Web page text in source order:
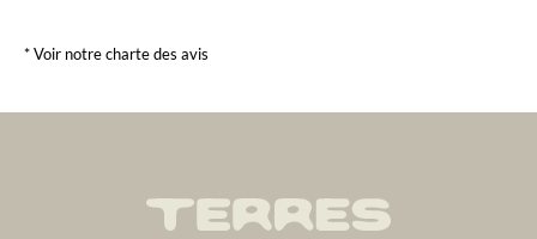
* Voir notre charte des avis